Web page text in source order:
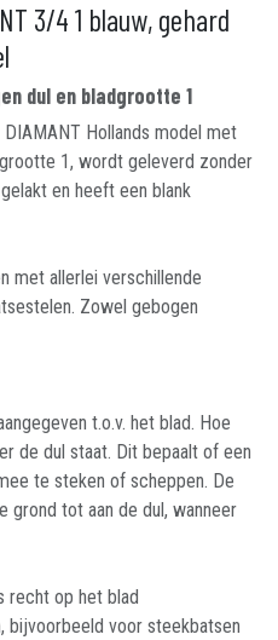
3/4 1 blauw, gehard
dul en bladgrootte 1
Hollands model met
1, wordt geleverd zonder
en heeft een blank
met allerlei verschillende
Zowel gebogen
t.o.v. het blad. Hoe
de dul staat. Dit bepaalt of een
te steken of scheppen. De
grond tot aan de dul, wanneer
recht op het blad
bijvoorbeeld voor steekbatsen